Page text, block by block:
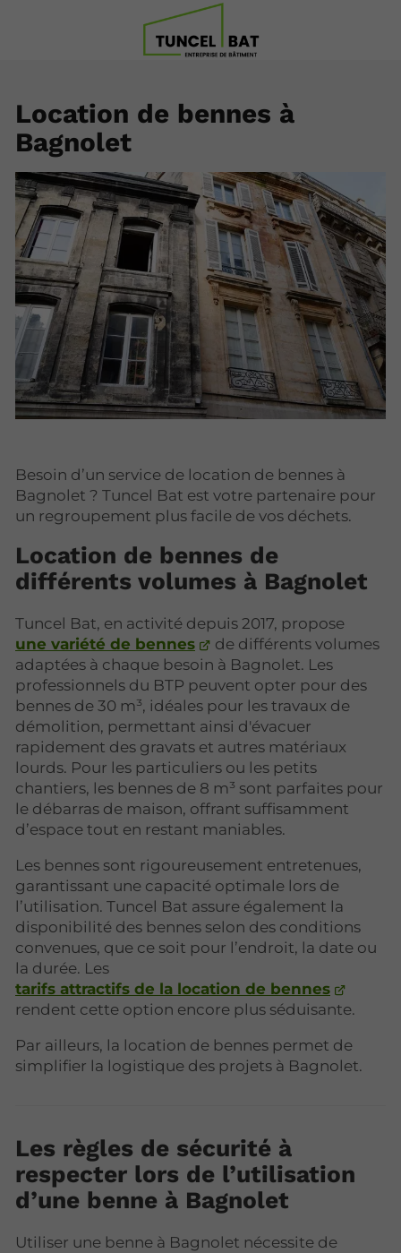
Location de bennes à
Bagnolet
Besoin d’un service de location de bennes à
Bagnolet ? Tuncel Bat est votre partenaire pour
un regroupement plus facile de vos déchets.
Location de bennes de
différents volumes à Bagnolet
Tuncel Bat, en activité depuis 2017, propose
une variété de bennes
de différents volumes
adaptées à chaque besoin à Bagnolet. Les
professionnels du BTP peuvent opter pour des
bennes de 30 m³, idéales pour les travaux de
démolition, permettant ainsi d'évacuer
rapidement des gravats et autres matériaux
lourds. Pour les particuliers ou les petits
chantiers, les bennes de 8 m³ sont parfaites pour
le débarras de maison, offrant suffisamment
d’espace tout en restant maniables.
Les bennes sont rigoureusement entretenues,
garantissant une capacité optimale lors de
l’utilisation. Tuncel Bat assure également la
disponibilité des bennes selon des conditions
convenues, que ce soit pour l’endroit, la date ou
la durée. Les
tarifs attractifs de la location de bennes
rendent cette option encore plus séduisante.
Par ailleurs, la location de bennes permet de
simplifier la logistique des projets à Bagnolet.
Les règles de sécurité à
respecter lors de l’utilisation
d’une benne à Bagnolet
Utiliser une benne à Bagnolet nécessite de